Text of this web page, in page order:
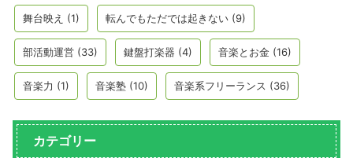
舞台映え (1) 転んでもただでは起きない (9)
部活動運営 (33) 鍵盤打楽器 (4) 音楽とお金 (16)
音楽力 (1) 音楽塾 (10) 音楽系フリーランス (36)
カテゴリー